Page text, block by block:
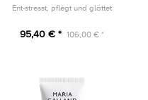
Ent-stresst, pflegt und glättet
95,40 € * 106,00 € *